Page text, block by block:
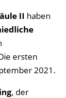
II haben
ersten
2021.
, der